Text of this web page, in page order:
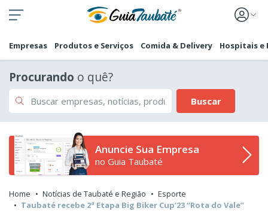
Empresas Produtos e Serviços Comida & Delivery Hospitais e
Procurando o quê?
Buscar
Anuncie Sua Empresa
no Guia Taubaté
Home Notícias de Taubaté e Região
Esporte
Taubaté recebe 2ª Etapa Big Biker Cup’23 “Rota do Vale”